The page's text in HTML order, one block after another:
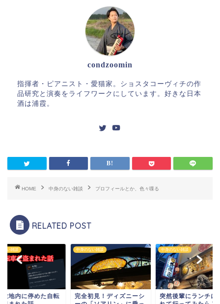
condzoomin
指揮者・ピアニスト・愛猫家。ショスタコーヴィチの作
品研究と演奏をライフワークにしています。好きな日本
酒は浦霞。
HOME 中身のない雑談 プロフィールとか、色々喋る
RELATED POST
ない雑談
敷地内に停めた自転
中身のない雑談
完全初見！ディズニーシ
中身のない雑談
突然後輩にランチに